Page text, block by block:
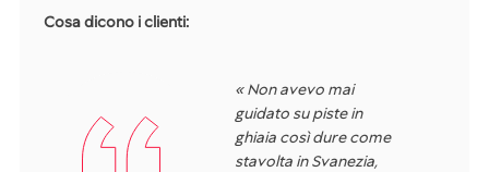
Cosa dicono i clienti:
« Non avevo mai
guidato su piste in
ghiaia così dure come
stavolta in Svanezia,